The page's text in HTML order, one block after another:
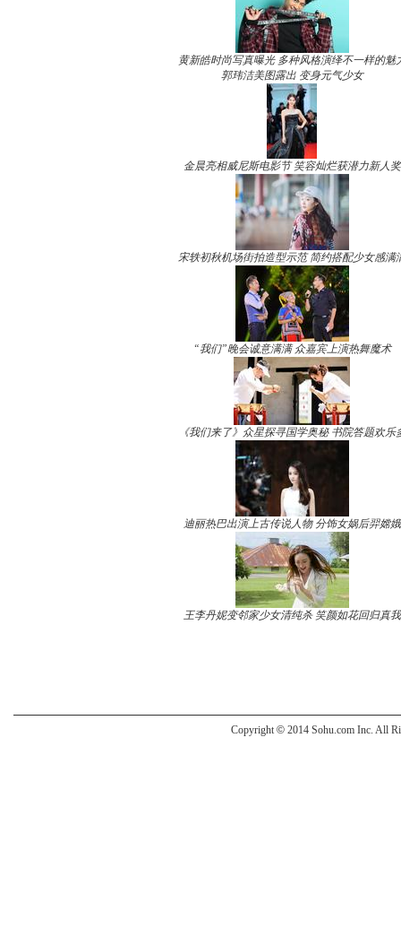
黄新皓时尚写真曝光 多种风格演绎不一样的魅
郭玮洁美图露出 变身元气少女
金晨亮相威尼斯电影节 笑容灿烂获潜力新人奖
宋轶初秋机场街拍造型示范 简约搭配少女感满
“我们”晚会诚意满满 众嘉宾上演热舞魔术
《我们来了》众星探寻国学奥秘 书院答题欢乐
迪丽热巴出演上古传说人物 分饰女娲后羿嫦娥
王李丹妮变邻家少女清纯杀 笑颜如花回归真我
Copyright © 2014 Sohu.com Inc. All